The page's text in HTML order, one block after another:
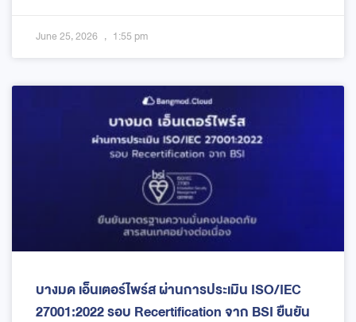
June 25, 2026 1:55 pm
บางมด เอ็นเตอร์ไพร์ส ผ่านการประเมิน ISO/IEC
27001:2022 รอบ Recertification จาก BSI ยืนยัน